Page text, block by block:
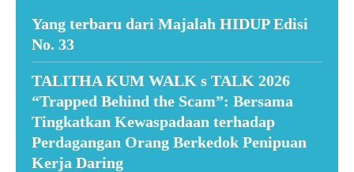
Yang terbaru dari Majalah HIDUP Edisi
No. 33
TALITHA KUM WALK s TALK 2026
“Trapped Behind the Scam”: Bersama
Tingkatkan Kewaspadaan terhadap
Perdagangan Orang Berkedok Penipuan
Kerja Daring